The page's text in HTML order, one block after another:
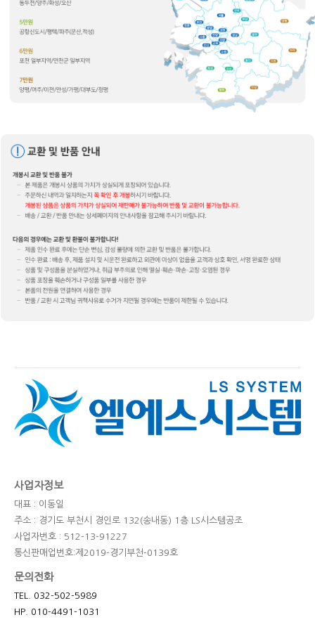
사업자정보
대표 : 이동일
주소 : 경기도 부천시 경인로 132(송내동) 1층 LS시스템공조
사업자번호 : 512-13-91227
통신판매업번호:제2019-경기부천-0139호
문의전화
TEL. 032-502-5989
HP. 010-4491-1031